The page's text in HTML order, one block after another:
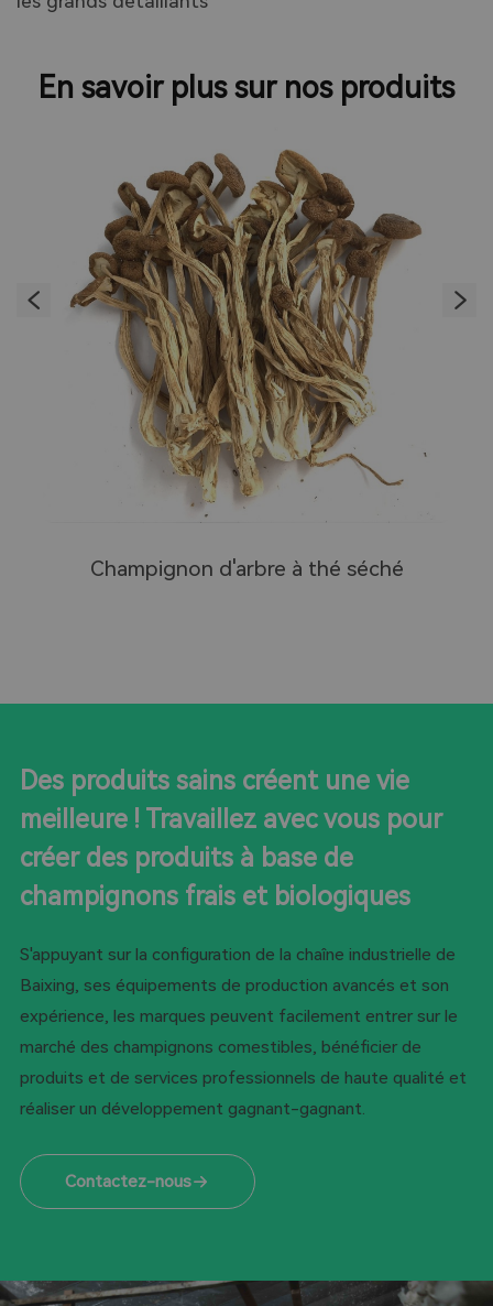
En savoir plus sur nos produits
Champignon d'arbre à thé séché
Des produits sains créent une vie
meilleure ! Travaillez avec vous pour
créer des produits à base de
champignons frais et biologiques
S'appuyant sur la configuration de la chaîne industrielle de
Baixing, ses équipements de production avancés et son
expérience, les marques peuvent facilement entrer sur le
marché des champignons comestibles, bénéficier de
produits et de services professionnels de haute qualité et
réaliser un développement gagnant-gagnant.
Contactez-nous